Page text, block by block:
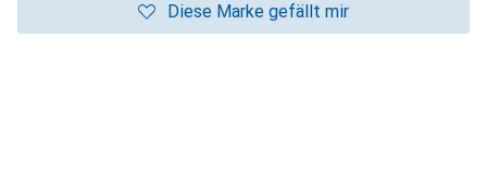
Diese Marke gefällt mir